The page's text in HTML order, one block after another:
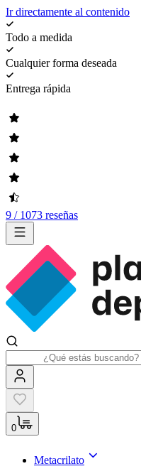
Ir directamente al contenido
Todo a medida
Cualquier forma deseada
Entrega rápida
9 / 1073 reseñas
0
Metacrilato